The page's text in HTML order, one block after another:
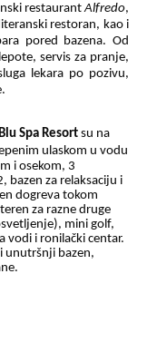
restaurantAlfredo,
restoran, kao i
pored bazena. Od
servis za pranje,
lekara po pozivu,
Blu Spa Resort su na
ulaskom u vodu
i osekom, 3
bazen za relaksaciju i
dogreva tokom
za razne druge
mini golf,
vodi i ronilački centar.
unutršnji bazen,